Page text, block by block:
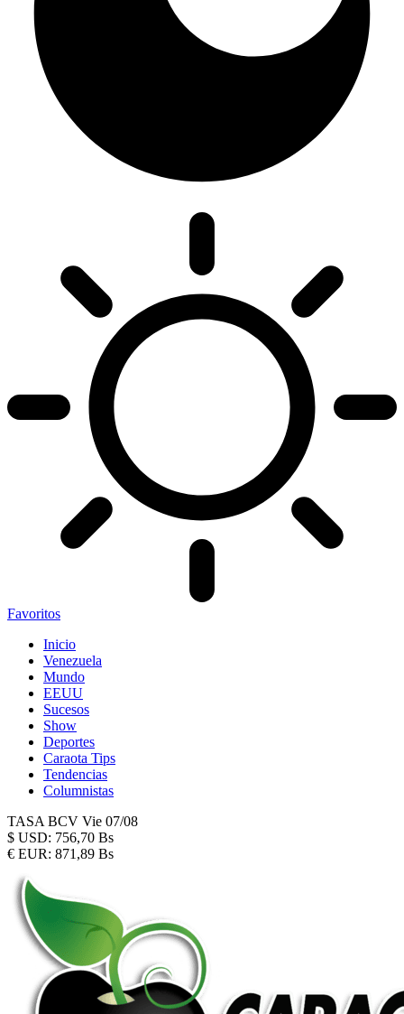
Favoritos
Inicio
Venezuela
Mundo
EEUU
Sucesos
Show
Deportes
Caraota Tips
Tendencias
Columnistas
TASA BCV Vie 07/08
$ USD: 756,70 Bs
€ EUR: 871,89 Bs